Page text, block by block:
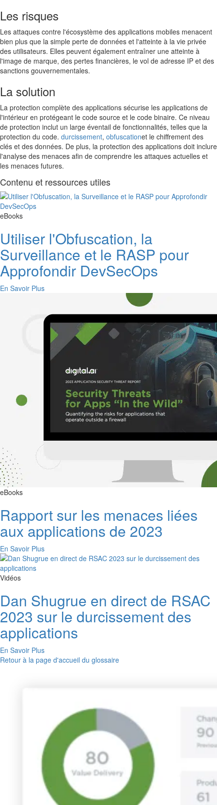
Les risques
Les attaques contre l'écosystème des applications mobiles menacent
bien plus que la simple perte de données et l'atteinte à la vie privée
des utilisateurs. Elles peuvent également entraîner une atteinte à
l'image de marque, des pertes financières, le vol de adresse IP et des
sanctions gouvernementales.
La solution
La protection complète des applications sécurise les applications de
l'intérieur en protégeant le code source et le code binaire. Ce niveau
de protection inclut un large éventail de fonctionnalités, telles que la
protection du code. durcissement, obfuscationet le chiffrement des
clés et des données. De plus, la protection des applications doit inclure
l'analyse des menaces afin de comprendre les attaques actuelles et
les menaces futures.
Contenu et ressources utiles
eBooks
Utiliser l'Obfuscation, la
Surveillance et le RASP pour
Approfondir DevSecOps
En Savoir Plus
eBooks
Rapport sur les menaces liées
aux applications de 2023
En Savoir Plus
Vidéos
Dan Shugrue en direct de RSAC
2023 sur le durcissement des
applications
En Savoir Plus
Retour à la page d'accueil du glossaire